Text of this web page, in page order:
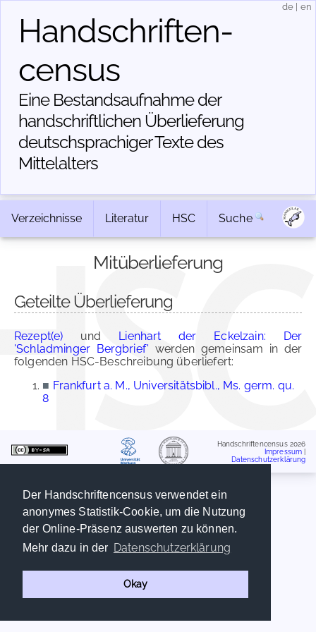
Der Handschriftencensus verwendet ein
anonymes Statistik-Cookie, um die Nutzung
der Online-Präsenz auswerten zu können.
Mehr dazu in der Datenschutzerklärung
Okay
Handschriften­
census
Eine Bestandsaufnahme der
handschriftlichen Über­lieferung
deutschsprachiger Texte des
Mittelalters
de en
Verzeichnisse Literatur HSC Suche
Mitüberlieferung
Geteilte Überlieferung
Rezept(e) und Lienhart der Eckelzain: Der
'Schladminger Bergbrief' werden gemeinsam in der
folgenden HSC-Beschreibung überliefert:
■ Frankfurt a. M., Universitätsbibl., Ms. germ. qu.
8
Handschriftencensus 2026
Impressum
Datenschutzerklärung